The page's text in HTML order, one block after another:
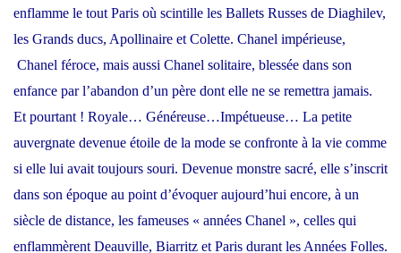
enflamme le tout Paris où scintille les Ballets Russes de Diaghilev,
les Grands ducs, Apollinaire et Colette. Chanel impérieuse,
Chanel féroce, mais aussi Chanel solitaire, blessée dans son
enfance par l’abandon d’un père dont elle ne se remettra jamais.
Et pourtant ! Royale… Généreuse…Impétueuse… La petite
auvergnate devenue étoile de la mode se confronte à la vie comme
si elle lui avait toujours souri. Devenue monstre sacré, elle s’inscrit
dans son époque au point d’évoquer aujourd’hui encore, à un
siècle de distance, les fameuses « années Chanel », celles qui
enflammèrent Deauville, Biarritz et Paris durant les Années Folles.